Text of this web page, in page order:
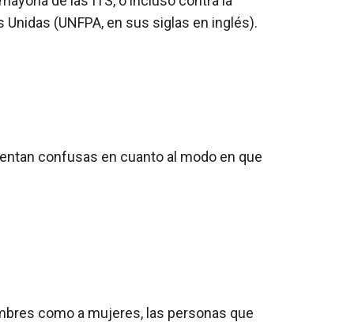
(UNFPA, en sus siglas en inglés).
confusas en cuanto al modo en que
como a mujeres, las personas que